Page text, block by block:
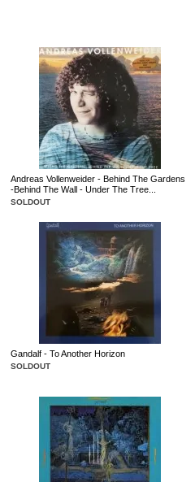
Andreas Vollenweider - Behind The Gardens
-Behind The Wall - Under The Tree...
SOLDOUT
Gandalf - To Another Horizon
SOLDOUT